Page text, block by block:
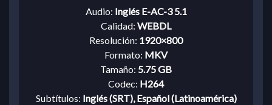
Audio: Inglés E-AC-3 5.1
Calidad: WEBDL
Resolución: 1920×800
Formato: MKV
Tamaño: 5.75 GB
Codec: H264
Subtítulos: Inglés (SRT), Español (Latinoamérica)